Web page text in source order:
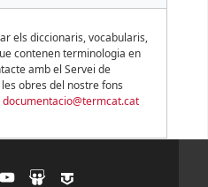
els diccionaris, vocabularis,
contenen terminologia en
amb el Servei de
obres del nostre fons
documentacio@termcat.cat